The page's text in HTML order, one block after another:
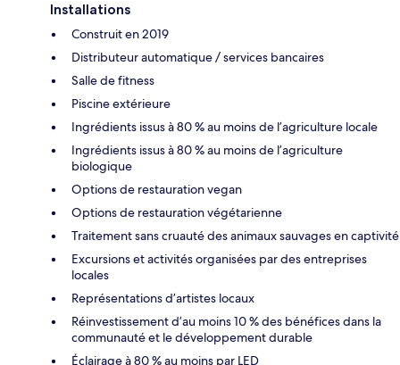
Installations
Construit en 2019
Distributeur automatique / services bancaires
Salle de fitness
Piscine extérieure
Ingrédients issus à 80 % au moins de l’agriculture locale
Ingrédients issus à 80 % au moins de l’agriculture
biologique
Options de restauration vegan
Options de restauration végétarienne
Traitement sans cruauté des animaux sauvages en captivité
Excursions et activités organisées par des entreprises
locales
Représentations d’artistes locaux
Réinvestissement d’au moins 10 % des bénéfices dans la
communauté et le développement durable
Éclairage à 80 % au moins par LED